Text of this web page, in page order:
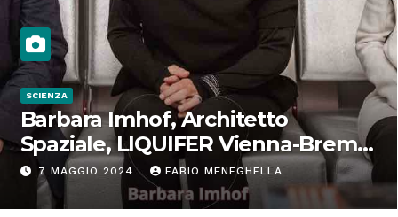
SCIENZA
Barbara Imhof, Architetto
Spaziale, LIQUIFER Vienna-Brema:
“Progettiamo habitat per lo
Spazio”
7 MAGGIO 2024 FABIO MENEGHELLA